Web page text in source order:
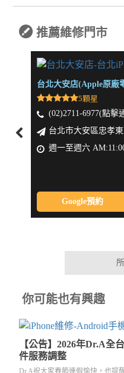
推薦維修門市
台北大安店(Apple原廠
5顆星
(02)2711-6977(點擊
台北市大安區忠孝
週一至週六
Google預約
你可能也有興趣
【公告】2026年Dr.A全
件服務調整